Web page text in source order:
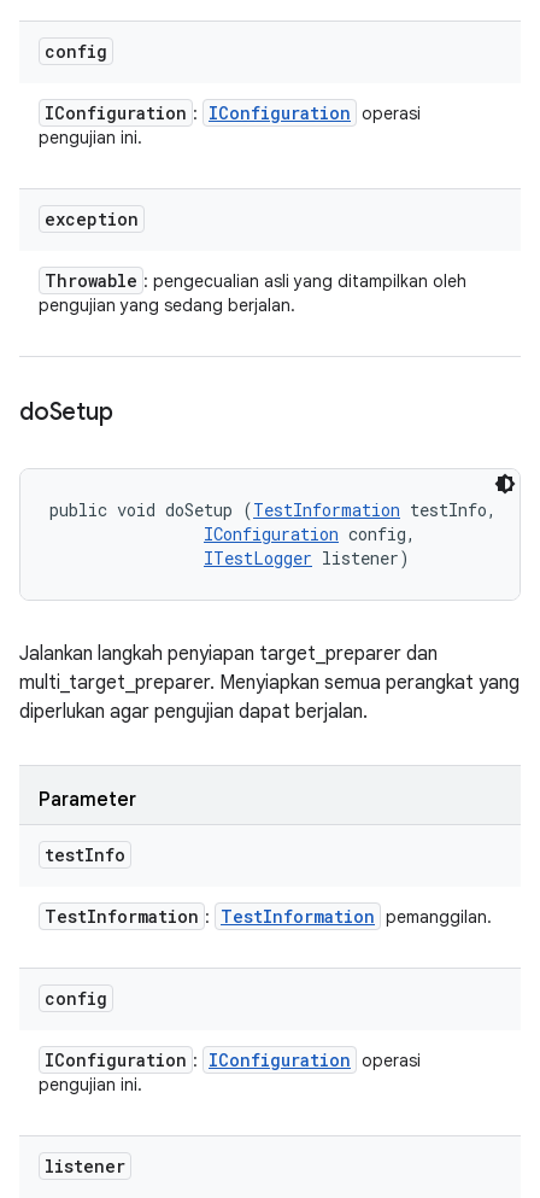
config
IConfiguration : IConfiguration operasi
pengujian ini.
exception
Throwable : pengecualian asli yang ditampilkan oleh
pengujian yang sedang berjalan.
doSetup
public void doSetup (TestInformation testInfo,
IConfiguration config,
ITestLogger listener)
Jalankan langkah penyiapan target_preparer dan
multi_target_preparer. Menyiapkan semua perangkat yang
diperlukan agar pengujian dapat berjalan.
Parameter
testInfo
TestInformation : TestInformation pemanggilan.
config
IConfiguration : IConfiguration operasi
pengujian ini.
listener